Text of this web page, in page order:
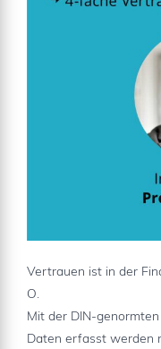
Vertrauen ist in der
O.
Mit der DIN-
Daten erfasst werden